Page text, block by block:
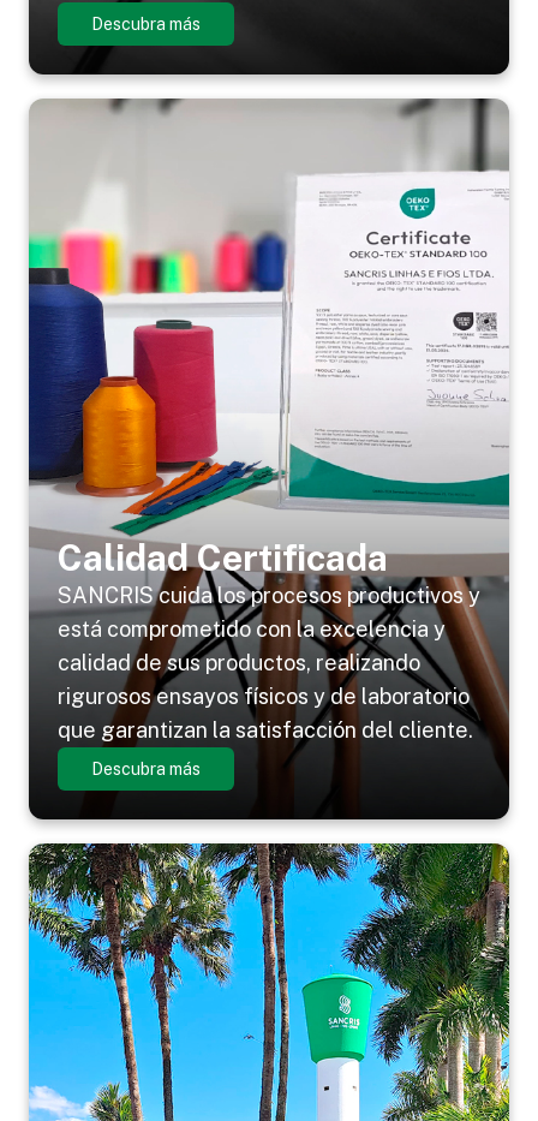
Descubra más
Calidad Certificada
SANCRIS cuida los procesos productivos y
está comprometido con la excelencia y
calidad de sus productos, realizando
rigurosos ensayos físicos y de laboratorio
que garantizan la satisfacción del cliente.
Descubra más